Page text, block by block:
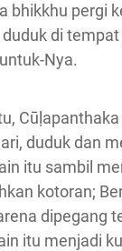
bhikkhu pergi
di
Nya.
duduk dan
itu sambil
kotoran;
dipegang
itu menjadi